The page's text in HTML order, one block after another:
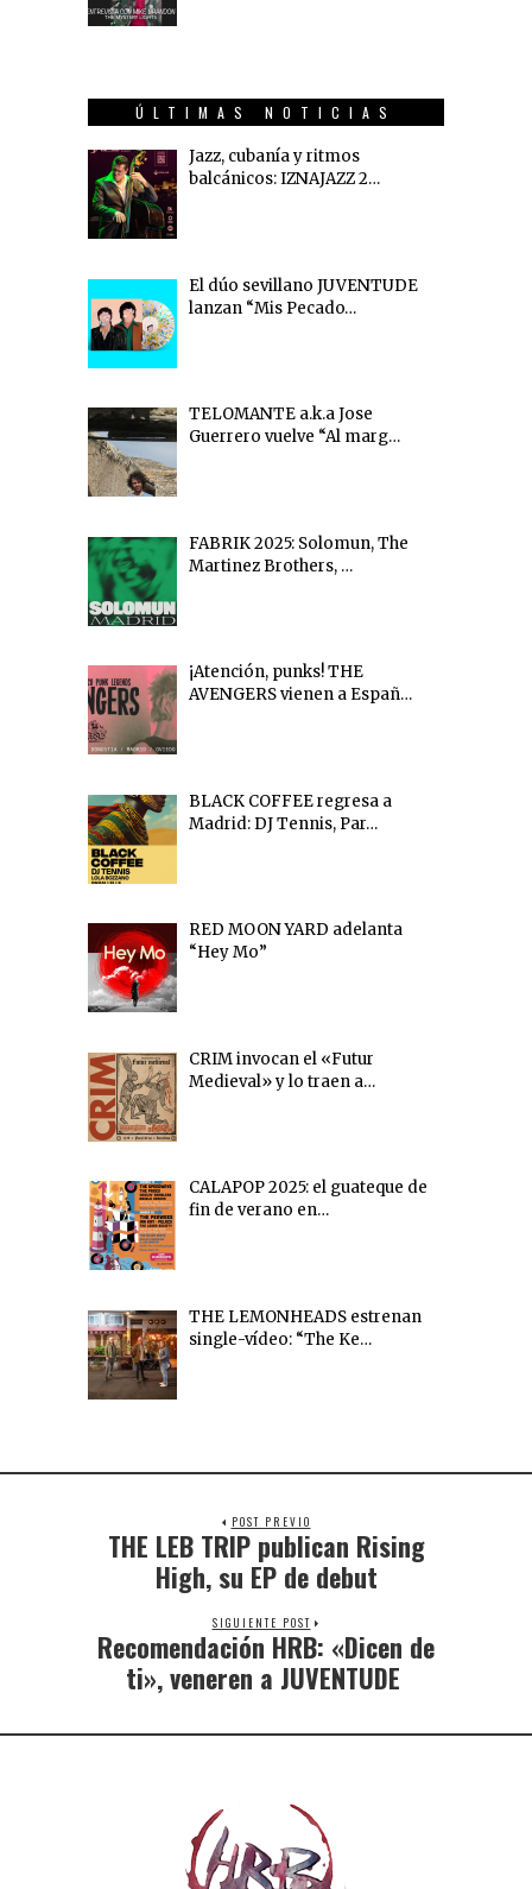
ÚLTIMAS NOTICIAS
Jazz, cubanía y ritmos
balcánicos: IZNAJAZZ 2…
El dúo sevillano JUVENTUDE
lanzan “Mis Pecado…
TELOMANTE a.k.a Jose
Guerrero vuelve “Al marg…
FABRIK 2025: Solomun, The
Martinez Brothers, …
¡Atención, punks! THE
AVENGERS vienen a Españ…
BLACK COFFEE regresa a
Madrid: DJ Tennis, Par…
RED MOON YARD adelanta
“Hey Mo”
CRIM invocan el «Futur
Medieval» y lo traen a…
CALAPOP 2025: el guateque de
fin de verano en…
THE LEMONHEADS estrenan
single-vídeo: “The Ke…
POST PREVIO
THE LEB TRIP publican Rising
High, su EP de debut
SIGUIENTE POST
Recomendación HRB: «Dicen de
ti», veneren a JUVENTUDE